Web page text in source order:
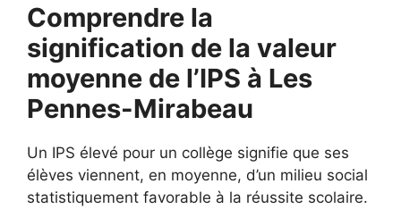
Comprendre la
signification de la valeur
moyenne de l’IPS à Les
Pennes-Mirabeau
Un IPS élevé pour un collège signifie que ses
élèves viennent, en moyenne, d’un milieu social
statistiquement favorable à la réussite scolaire.